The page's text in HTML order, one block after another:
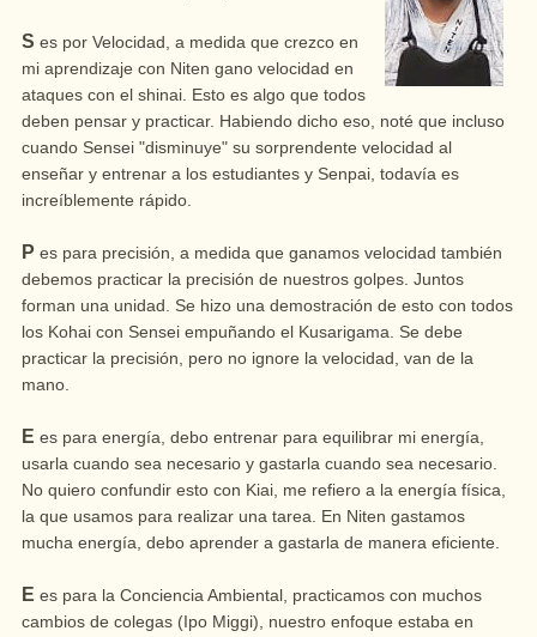
S es por Velocidad, a medida que crezco en
mi aprendizaje con Niten gano velocidad en
ataques con el shinai. Esto es algo que todos
deben pensar y practicar. Habiendo dicho eso, noté que incluso
cuando Sensei "disminuye" su sorprendente velocidad al
enseñar y entrenar a los estudiantes y Senpai, todavía es
increíblemente rápido.
P es para precisión, a medida que ganamos velocidad también
debemos practicar la precisión de nuestros golpes. Juntos
forman una unidad. Se hizo una demostración de esto con todos
los Kohai con Sensei empuñando el Kusarigama. Se debe
practicar la precisión, pero no ignore la velocidad, van de la
mano.
E es para energía, debo entrenar para equilibrar mi energía,
usarla cuando sea necesario y gastarla cuando sea necesario.
No quiero confundir esto con Kiai, me refiero a la energía física,
la que usamos para realizar una tarea. En Niten gastamos
mucha energía, debo aprender a gastarla de manera eficiente.
E es para la Conciencia Ambiental, practicamos con muchos
cambios de colegas (Ipo Miggi), nuestro enfoque estaba en